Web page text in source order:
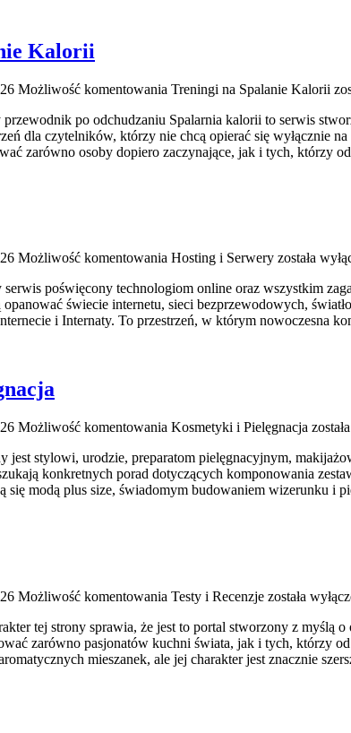
Kalorii
Możliwość komentowania Treningi na Spalanie Kalorii
po odchudzaniu Spalarnia kalorii to serwis
dla czytelników, którzy nie chcą opierać się wyłącznie
zarówno osoby dopiero zaczynające, jak i tych, którzy
Możliwość komentowania Hosting i Serwery została
poświęcony technologiom online oraz wszystkim
opanować świecie internetu, sieci bezprzewodowych,
i Internaty. To przestrzeń, w którym nowoczesna
Możliwość komentowania Kosmetyki i Pielęgnacja
jest stylowi, urodzie, preparatom pielęgnacyjnym,
konkretnych porad dotyczących komponowania
się modą plus size, świadomym budowaniem wizerunku
Możliwość komentowania Testy i Recenzje została
tej strony sprawia, że jest to portal stworzony z myślą
zarówno pasjonatów kuchni świata, jak i tych, którzy
mieszanek, ale jej charakter jest znacznie